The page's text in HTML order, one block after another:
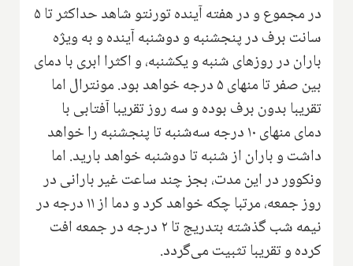
در مجموع و در هفته آینده تورنتو شاهد حداکثر تا ۵
سانت برف در پنجشنبه و دوشنبه آینده و به ویژه
باران در روزهای شنبه و یکشنبه، و اکثرا ابری با دمای
بین صفر تا منهای ۵ درجه خواهد بود. مونترال اما
تقریبا بدون برف بوده و سه روز تقریبا آفتابی با
دمای منهای ۱۰ درجه سه‌شنبه تا پنجشنبه را خواهد
داشت و باران از شنبه تا دوشنبه خواهد بارید. اما
ونکوور در این مدت، بجز چند ساعت غیر بارانی در
روز جمعه، مرتبا چکه خواهد کرد و دما از ۱۱ درجه در
نیمه شب گذشته بتدریج تا ۲ درجه در جمعه افت
کرده و تقریبا تثبیت می‌گردد.